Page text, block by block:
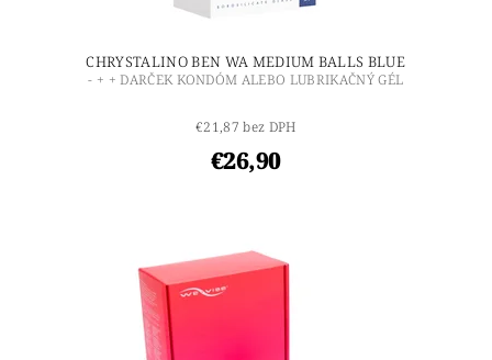
CHRYSTALINO BEN WA MEDIUM BALLS BLUE
- + + DARČEK KONDÓM ALEBO LUBRIKAČNÝ GÉL
€21,87 bez DPH
€26,90